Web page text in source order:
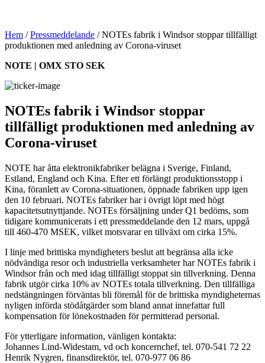
Hem /Pressmeddelande /NOTEs fabrik i Windsor stoppar tillfälligt
produktionen med anledning av Corona-viruset
NOTE | OMX STO SEK
NOTEs fabrik i Windsor stoppar
tillfälligt produktionen med anledning av
Corona-viruset
NOTE har åtta elektronikfabriker belägna i Sverige, Finland,
Estland, England och Kina. Efter ett förlängt produktionsstopp i
Kina, föranlett av Corona-situationen, öppnade fabriken upp igen
den 10 februari. NOTEs fabriker har i övrigt löpt med högt
kapacitetsutnyttjande. NOTEs försäljning under Q1 bedöms, som
tidigare kommunicerats i ett pressmeddelande den 12 mars, uppgå
till 460-470 MSEK, vilket motsvarar en tillväxt om cirka 15%.
I linje med brittiska myndigheters beslut att begränsa alla icke
nödvändiga resor och industriella verksamheter har NOTEs fabrik i
Windsor från och med idag tillfälligt stoppat sin tillverkning. Denna
fabrik utgör cirka 10% av NOTEs totala tillverkning. Den tillfälliga
nedstängningen förväntas bli föremål för de brittiska myndigheternas
nyligen införda stödåtgärder som bland annat innefattar full
kompensation för lönekostnaden för permitterad personal.
För ytterligare information, vänligen kontakta:
Johannes Lind-Widestam, vd och koncernchef, tel. 070-541 72 22
Henrik Nygren, finansdirektör, tel. 070-977 06 86